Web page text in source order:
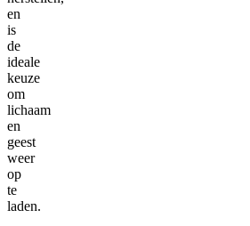
en
is
de
ideale
keuze
om
lichaam
en
geest
weer
op
te
laden.